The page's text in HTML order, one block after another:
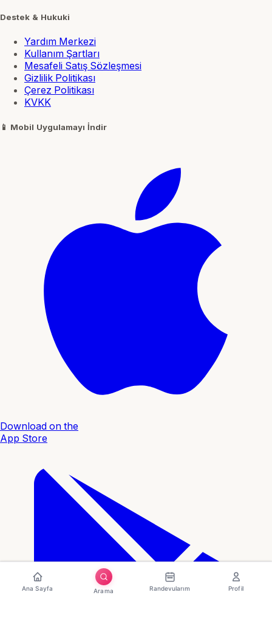
Destek & Hukuki
Yardım Merkezi
Kullanım Şartları
Mesafeli Satış Sözleşmesi
Gizlilik Politikası
Çerez Politikası
KVKK
📱 Mobil Uygulamayı İndir
Download on the
App Store
Ana Sayfa Arama Randevularım Profil